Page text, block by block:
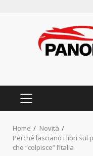
PRIMARY
Home
Novità
Perché lasciano i libri sul
che “colpisce” l’Italia